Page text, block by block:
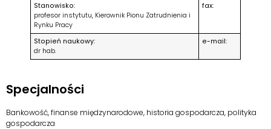
Stanowisko:
profesor instytutu, Kierownik Pionu Zatrudnienia i
Rynku Pracy
fax:
Stopień naukowy:
dr hab.
e-mail:
Specjalności
Bankowość, finanse międzynarodowe, historia gospodarcza, polityka
gospodarcza